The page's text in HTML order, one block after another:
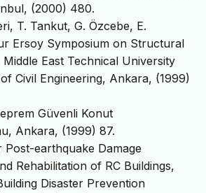
(2000) 480.
T. Tankut, G. Özcebe, E.
Ersoy Symposium on Structural
Middle East Technical University
Civil Engineering, Ankara, (1999)
Güvenli Konut
Ankara, (1999) 87.
Post-earthquake Damage
Rehabilitation of RC Buildings,
Disaster Prevention